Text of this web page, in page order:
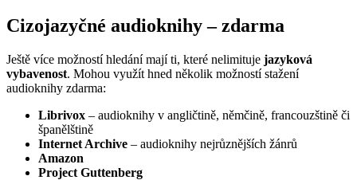
Cizojazyčné audioknihy – zdarma
Ještě více možností hledání mají ti, které nelimituje jazyková
vybavenost. Mohou využít hned několik možností stažení
audioknihy zdarma:
Librivox – audioknihy v angličtině, němčině, francouzštině či
španělštině
Internet Archive – audioknihy nejrůznějších žánrů
Amazon
Project Guttenberg